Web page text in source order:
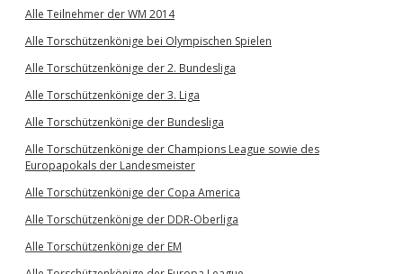
Alle Teilnehmer der WM 2014
Alle Torschützenkönige bei Olympischen Spielen
Alle Torschützenkönige der 2. Bundesliga
Alle Torschützenkönige der 3. Liga
Alle Torschützenkönige der Bundesliga
Alle Torschützenkönige der Champions League sowie des
Europapokals der Landesmeister
Alle Torschützenkönige der Copa America
Alle Torschützenkönige der DDR-Oberliga
Alle Torschützenkönige der EM